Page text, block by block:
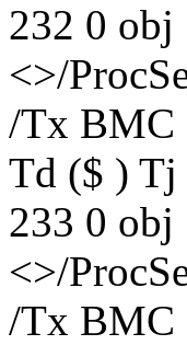
232 0 obj
<>/
/Tx BMC
Td ($ ) Tj
233 0 obj
<>/
/Tx BMC